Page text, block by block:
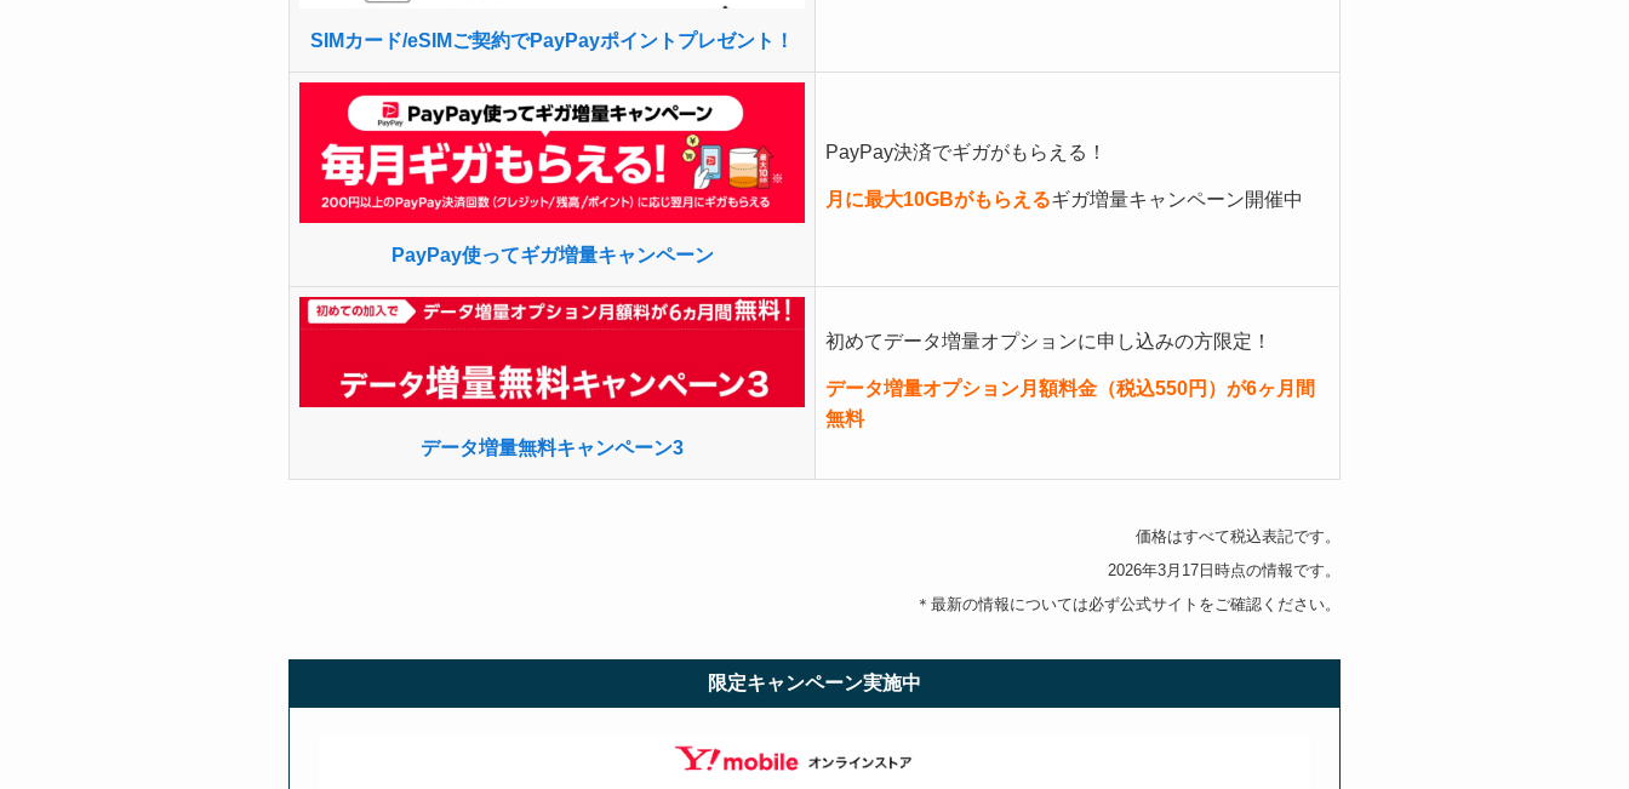
SIMカード/eSIMご契約でPayPayポイントプレゼント！
PayPay使ってギガ増量キャンペーン
PayPay決済でギガがもらえる！
月に最大10GBがもらえるギガ増量キャンペーン開催中
データ増量無料キャンペーン3
初めてデータ増量オプションに申し込みの方限定！
データ増量オプション月額料金（税込550円）が6ヶ月間
無料
価格はすべて税込表記です。
2026年3月17日時点の情報です。
＊最新の情報については必ず公式サイトをご確認ください。
限定キャンペーン実施中